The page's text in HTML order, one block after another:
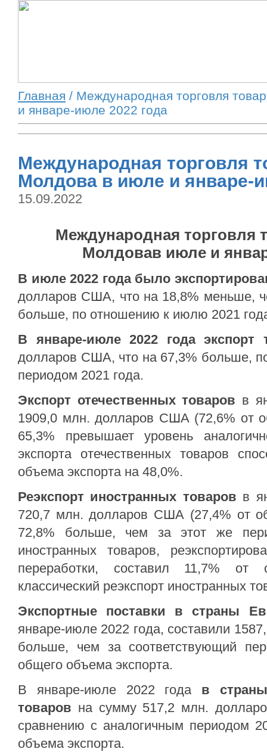
Главная / Международная торговля
и январе-июле 2022 года
Международная торговля
Молдова в июле и январе-
15.09.2022
Международная торговля
Молдовав июле и
В июле 2022 года было
долларов США, что на 18,8% меньше,
больше, по отношению к июлю 2021
В
январе-июле 2022 года экспорт
долларов США, что на 67,3% больше,
периодом 2021 года.
Экспорт отечественных товаров в
1909,0 млн. долларов США (72,6% от
65,3% превышает уровень
экспорта отечественных товаров
объема экспорта на 48,0%.
Реэкспорт иностранных товаров в
720,7 млн. долларов США (27,4% от
72,8% больше, чем за этот же
иностранных товаров,
переработки, составил 11,7%
классический реэкспорт иностранных
Экспортные поставки в
страны
январе-июле 2022 года, составили
больше, чем за соответствующий
общего объема экспорта.
В январе-июле 2022 годав страны
товаров на сумму 517,2 млн.
сравнению с аналогичным периодом
объема экспорта.